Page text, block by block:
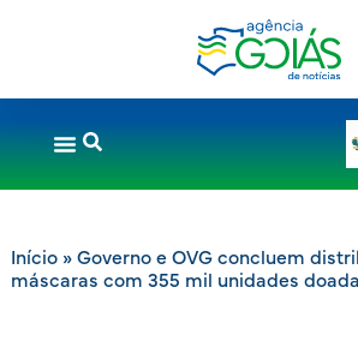
Início» Governo e OVG concluem
máscaras com 355 mil unidades